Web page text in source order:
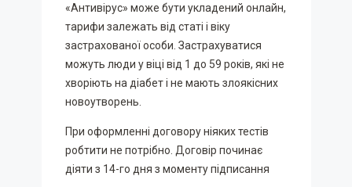
«Антивірус» може бути укладений онлайн,
тарифи залежать від статі і віку
застрахованої особи. Застрахуватися
можуть люди у віці від 1 до 59 років, які не
хворіють на діабет і не мають злоякісних
новоутворень.
При оформленні договору ніяких тестів
робтити не потрібно. Договір починає
діяти з 14-го дня з моменту підписання